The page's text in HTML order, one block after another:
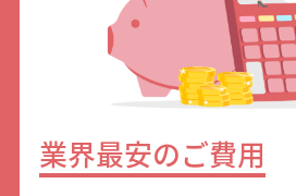
業界最安のご費用